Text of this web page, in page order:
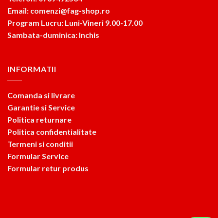
Email: comenzi@fag-shop.ro
Program Lucru: Luni-Vineri 9.00-17.00
Sambata-duminica: Inchis
INFORMATII
Comanda si livrare
Garantie si Service
Politica returnare
Politica confidentialitate
Termeni si conditii
Formular Service
Formular retur produs